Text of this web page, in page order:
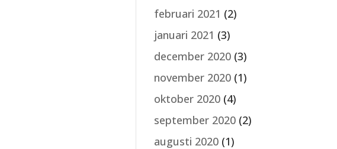
februari 2021 (2)
januari 2021 (3)
december 2020 (3)
november 2020 (1)
oktober 2020 (4)
september 2020 (2)
augusti 2020 (1)